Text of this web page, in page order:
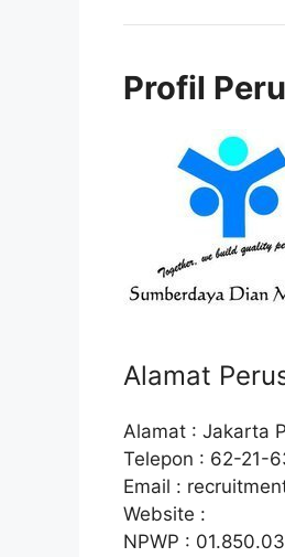
Profil
Alamat
Alamat : Jakarta
Telepon : 62-21-
Email :
Website :
NPWP :